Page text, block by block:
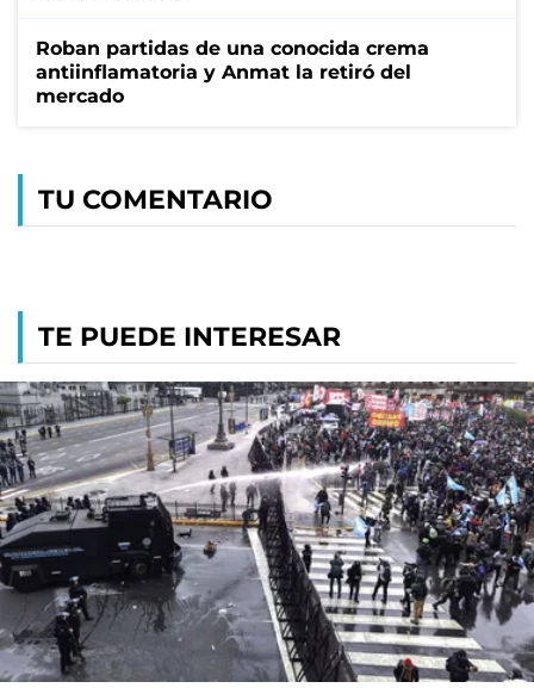
Roban partidas de una conocida crema
antiinflamatoria y Anmat la retiró del
mercado
TU COMENTARIO
TE PUEDE INTERESAR